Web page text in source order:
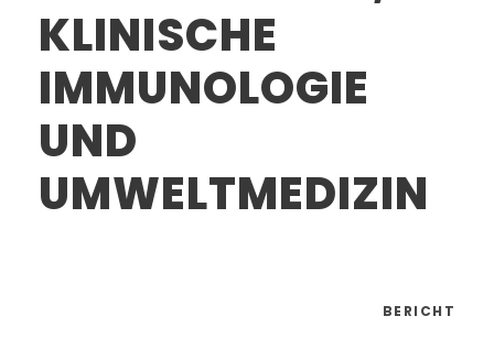
KLINISCHE
IMMUNOLOGIE
UND
UMWELTMEDIZIN
BERICHT